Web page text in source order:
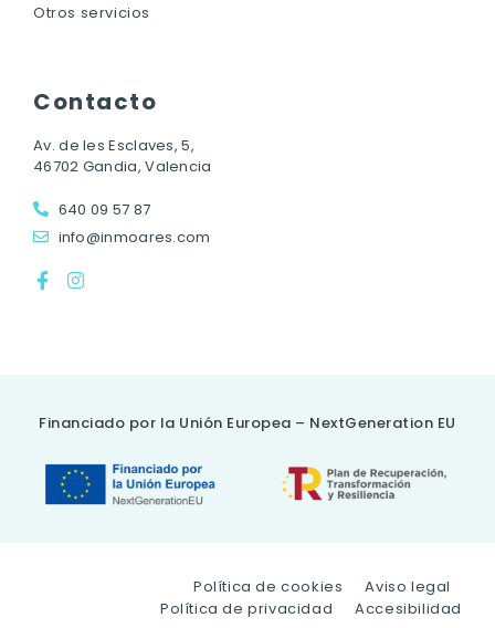
Otros servicios
Contacto
Av. de les Esclaves, 5,
46702 Gandia, Valencia
640 09 57 87
info@inmoares.com
Financiado por la Unión Europea – NextGeneration EU
Política de cookies
Aviso legal
Política de privacidad
Accesibilidad